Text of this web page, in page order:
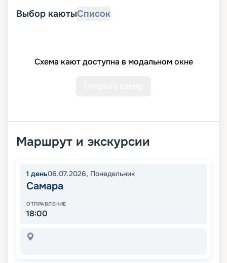
Выбор каютыСписок
Схема кают доступна в модальном окне
Маршрут и экскурсии
1 день06.07.2026, Понедельник
Самара
ОТПРАВЛЕНИЕ
18:00